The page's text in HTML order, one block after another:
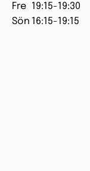
Fre 19:15-19:30
Sön 16:15-19:15